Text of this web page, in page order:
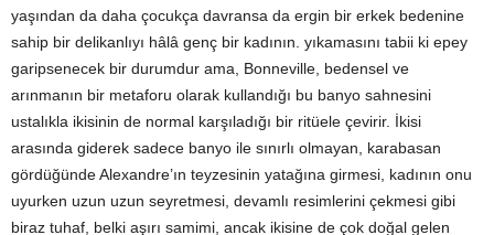
yaşından da daha çocukça davransa da ergin bir erkek bedenine
sahip bir delikanlıyı hâlâ genç bir kadının. yıkamasını tabii ki epey
garipsenecek bir durumdur ama, Bonneville, bedensel ve
arınmanın bir metaforu olarak kullandığı bu banyo sahnesini
ustalıkla ikisinin de normal karşıladığı bir ritüele çevirir. İkisi
arasında giderek sadece banyo ile sınırlı olmayan, karabasan
gördüğünde Alexandre’ın teyzesinin yatağına girmesi, kadının onu
uyurken uzun uzun seyretmesi, devamlı resimlerini çekmesi gibi
biraz tuhaf, belki aşırı samimi, ancak ikisine de çok doğal gelen